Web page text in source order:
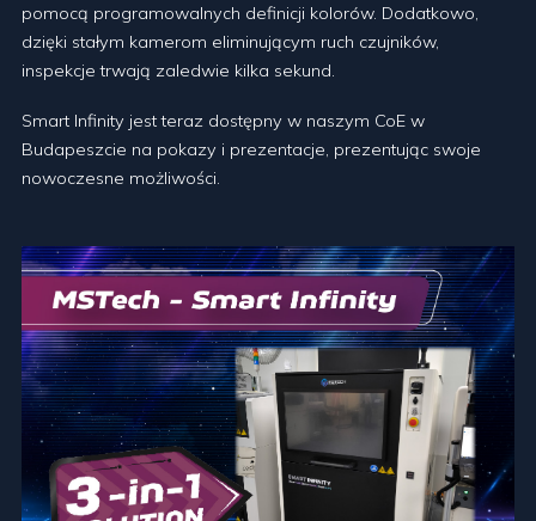
pomocą programowalnych definicji kolorów. Dodatkowo,
dzięki stałym kamerom eliminującym ruch czujników,
inspekcje trwają zaledwie kilka sekund.
Smart Infinity jest teraz dostępny w naszym CoE w
Budapeszcie na pokazy i prezentacje, prezentując swoje
nowoczesne możliwości.